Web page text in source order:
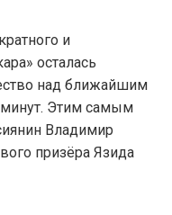
и
осталась
над ближайшим
минут. Этим самым
Владимир
призёра Язида